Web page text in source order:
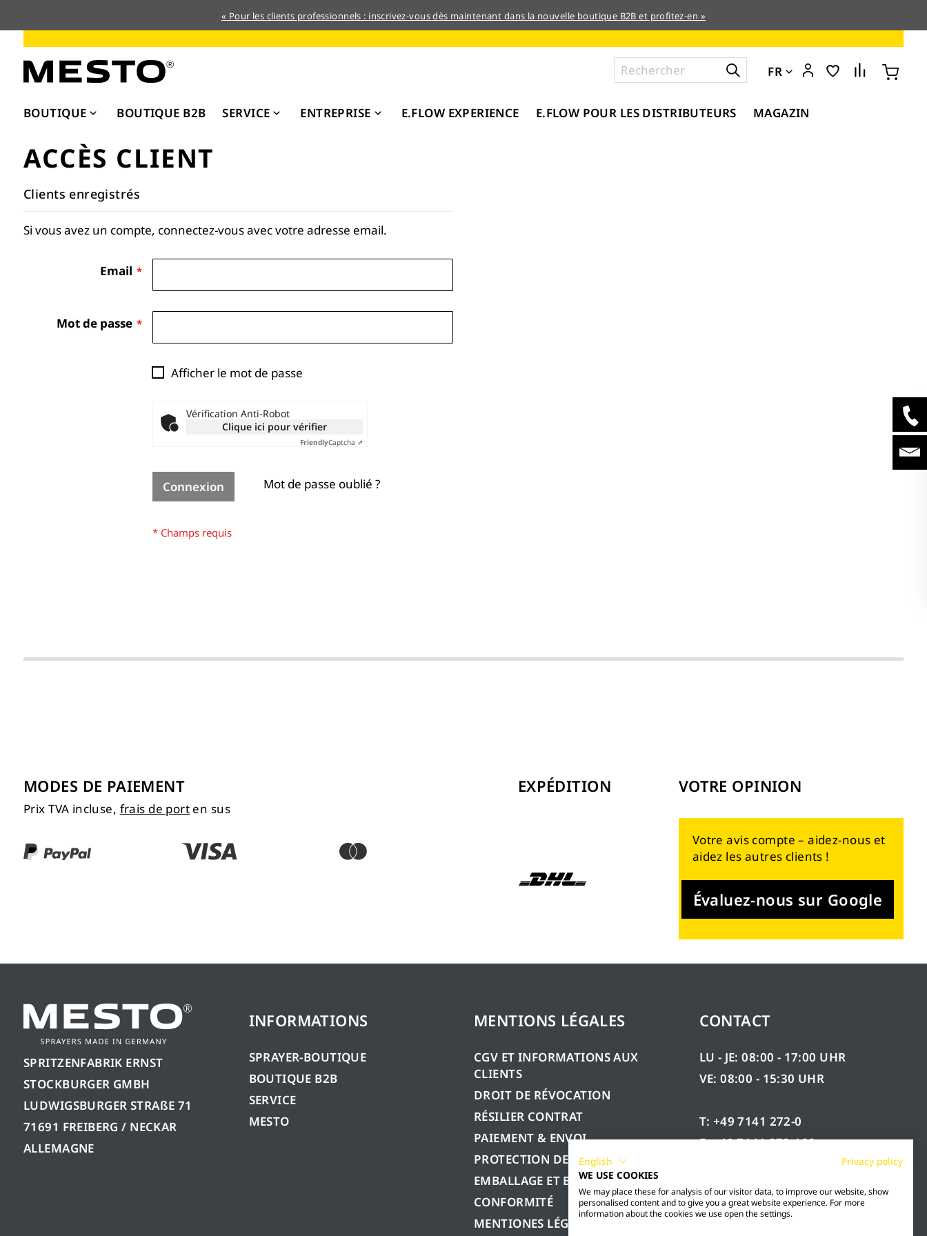
« Pour les clients professionnels : inscrivez-vous dès maintenant dans la nouvelle boutique B2B et profitez-en »
contenu
FR
BOUTIQUE BOUTIQUE B2B SERVICE ENTREPRISE E.FLOW EXPERIENCE E.FLOW POUR LES DISTRIBUTEURS MAGAZIN
ACCÈS CLIENT
Clients enregistrés
Si vous avez un compte, connectez-vous avec votre adresse email.
Email
Mot de passe
Afficher le mot de passe
Vérification Anti-Robot
Clique ici pour vérifier
FriendlyCaptcha ⇗
Connexion Mot de passe oublié ?
MODES DE PAIEMENT
Prix TVA incluse, frais de port en sus
EXPÉDITION VOTRE OPINION
Votre avis compte – aidez-nous et
aidez les autres clients !
Évaluez-nous sur Google
SPRITZENFABRIK ERNST
STOCKBURGER GMBH
LUDWIGSBURGER STRAßE 71
71691 FREIBERG / NECKAR
ALLEMAGNE
INFORMATIONS
SPRAYER-BOUTIQUE
BOUTIQUE B2B
SERVICE
MESTO
MENTIONS LÉGALES
CGV ET INFORMATIONS AUX
CLIENTS
DROIT DE RÉVOCATION
RÉSILIER CONTRAT
PAIEMENT & ENVOI
PROTECTION DES DONNÉES
EMBALLAGE ET BATTERIE
CONFORMITÉ
MENTIONES LÉGALES
CONTACT
LU - JE: 08:00 - 17:00 UHR
VE: 08:00 - 15:30 UHR
T: +49 7141 272-0
F: +49 7141 272-100
English
Privacy policy
WE USE COOKIES
We may place these for analysis of our visitor data, to improve our website, show
personalised content and to give you a great website experience. For more
information about the cookies we use open the settings.